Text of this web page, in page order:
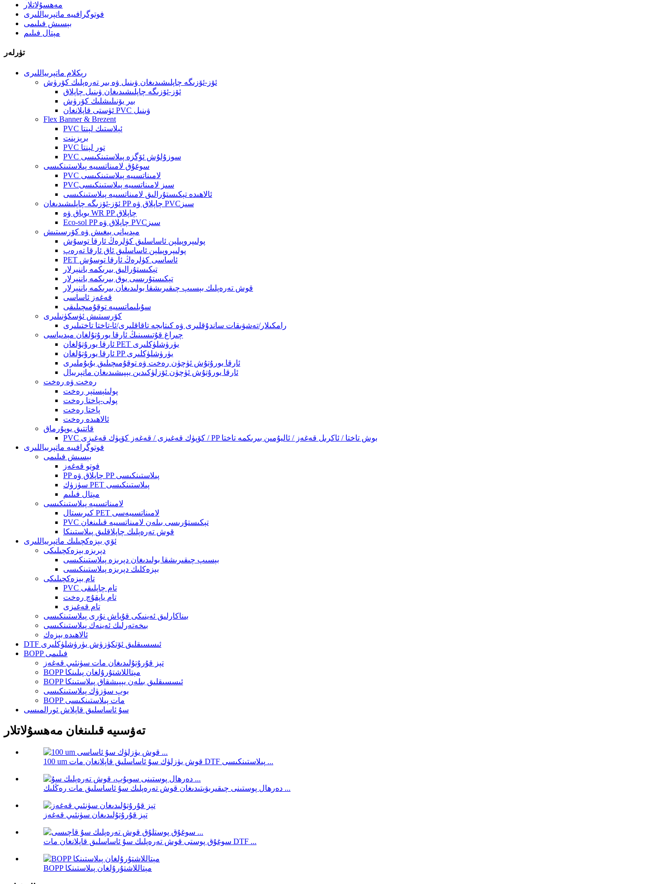
مەھسۇلاتلار
فوتوگرافىيە ماتېرىياللىرى
بېسىش فىلىمى
مېتال فىلىم
تۈرلەر
رېكلام ماتېرىياللىرى
ئۆز-ئۆزىگە چاپلىشىدىغان ۋىنىل ۋە بىر تەرەپلىك كۆرۈش
ئۆز-ئۆزىگە چاپلىشىدىغان ۋىنىل چاپلاق
بىر يۆنىلىشلىك كۆرۈش
ئۈستى قاپلانغان PVC ۋىنىل
Flex Banner & Brezent
PVC ئېلاستىك لېنتا
برېزېنت
PVC تور لېنتا
PVC سوزۇلۇش ئۆگزە پىلاستىنكىسى
سوغۇق لامىناتسىيە پىلاستىنكىسى
PVC لامىناتسىيە پىلاستىنكىسى
PVCسىز لامىناتسىيە پىلاستىنكىسى
ئالاھىدە تېكىستۇرالىق لامىناتسىيە پىلاستىنكىسى
ئۆز-ئۆزىگە چاپلىشىدىغان PP چاپلاق ۋە PVCسىز
بوياق ۋە WR PP چاپلاق
Eco-sol PP چاپلاق ۋە PVCسىز
مېدىيانى يىغىش ۋە كۆرسىتىش
پولىپروپىلېن ئاساسلىق كۈلرەڭ ئارقا توسۇش
پولىپروپىلېن ئاساسلىق ئاق ئارقا تەرەپ
PET ئاساسى كۈلرەڭ ئارقا توسۇش
تېكىستۇرالىق بىرىكمە باننېرلار
تېكىستۇرىسى يوق بىرىكمە باننېرلار
قوش تەرەپلىك بېسىپ چىقىرىشقا بولىدىغان بىرىكمە باننېرلار
قەغەز ئاساسى
سۇبلىماتسىيە توقۇمىچىلىقى
كۆرسىتىش ئۈسكۈنىلىرى
رامكىلار/تەشۋىقات ساندۇقلىرى ۋە كىتابچە تاقاقلىرى/ئا-تاختا تاختىلىرى
چىراغ قۇتىسىنىڭ ئارقا يورۇتۇلغان مېدىياسى
ئارقا يورۇتۇلغان PET يۈرۈشلۈكلىرى
ئارقا يورۇتۇلغان PP يۈرۈشلۈكلىرى
ئارقا يورۇتۇش ئۈچۈن رەخت ۋە توقۇمىچىلىق بۇيۇملىرى
ئارقا يورۇتۇش ئۈچۈن ئۆزلۈكىدىن يېپىشىدىغان ماتېرىيال
رەخت ۋە رەخت
پولىئېستېر رەخت
پولى-پاختا رەخت
پاختا رەخت
ئالاھىدە رەخت
قاتتىق يوپۇرماق
PVC كۆپۈك قەغىزى / قەغەز كۆپۈك قەغىزى / PP بوش تاختا / ئاكرىل قەغەز / ئاليۇمىن بىرىكمە تاختا
فوتوگرافىيە ماتېرىياللىرى
بېسىش فىلىمى
فوتو قەغەز
PP چاپلاق ۋە PP پىلاستىنكىسى
سۈزۈك PET پىلاستىنكىسى
مېتال فىلىم
لامىناتسىيە پىلاستىنكىسى
كىرىستال PET لامىناتسىيەسى
PVC تېكىستۇرىسى بىلەن لامىناتسىيە قىلىنغان
قوش تەرەپلىك چاپلاقلىق پىلاستىنكا
ئۆي بېزەكچىلىك ماتېرىياللىرى
دېرىزە بېزەكچىلىكى
بېسىپ چىقىرىشقا بولىدىغان دېرىزە پىلاستىنكىسى
بېزەكلىك دېرىزە پىلاستىنكىسى
تام بېزەكچىلىكى
PVC تام چاپلىقى
تام ياپقۇچ رەخت
تام قەغىزى
بىناكارلىق ئەينىكى قۇياش نۇرى پىلاستىنكىسى
بىخەتەرلىك ئەينەك پىلاستىنكىسى
ئالاھىدە بېزەك
DTF ئىسسىقلىق ئۆتكۈزۈش يۈرۈشلۈكلىرى
BOPP فىلىمى
تېز قۇرۇتۇلىدىغان مات سۈنئىي قەغەز
BOPP مېتاللاشتۇرۇلغان پىلىنكا
BOPP ئىسسىقلىق بىلەن يېپىشقاق پىلاستىنكا
بوپ سۈزۈك پىلاستىنكىسى
BOPP مات پىلاستىنكىسى
سۇ ئاساسلىق قاپلاش ئورالمىسى
تەۋسىيە قىلىنغان مەھسۇلاتلار
100 um قوش يۈزلۈك سۇ ئاساسلىق قاپلانغان مات DTF پىلاستىنكىسى ...
دەرھال پوستىنى چىقىرىۋېتىدىغان قوش تەرەپلىك سۇ ئاساسلىق مات رەڭلىك ...
تېز قۇرۇتۇلىدىغان سۈنئىي قەغەز
سوغۇق پوستى قوش تەرەپلىك سۇ ئاساسلىق قاپلانغان مات DTF ...
BOPP مېتاللاشتۇرۇلغان پىلاستىنكا